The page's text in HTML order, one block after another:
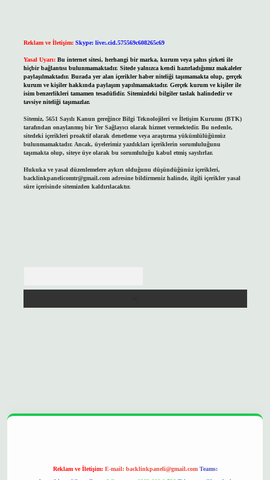
Reklam ve İletişim: Skype: live:.cid.575569c608265c69
Yasal Uyarı: Bu internet sitesi, herhangi bir marka, kurum veya şahıs şirketi ile
hiçbir bağlantısı bulunmamaktadır. Sitede yalnızca kendi hazırladığımız makaleler
paylaşılmaktadır. Burada yer alan içerikler haber niteliği taşımamakta olup, gerçek
kurum ve kişiler hakkında paylaşım yapılmamaktadır. Gerçek kurum ve kişiler ile
isim benzerlikleri tamamen tesadüfidir. Sitemizdeki bilgiler taslak halindedir ve
tavsiye niteliği taşımazlar.
Sitemiz, 5651 Sayılı Kanun gereğince Bilgi Teknolojileri ve İletişim Kurumu (BTK)
tarafından onaylanmış bir Yer Sağlayıcı olarak hizmet vermektedir. Bu nedenle,
sitedeki içerikleri proaktif olarak denetleme veya araştırma yükümlülüğümüz
bulunmamaktadır. Ancak, üyelerimiz yazdıkları içeriklerin sorumluluğunu
taşımakta olup, siteye üye olarak bu sorumluluğu kabul etmiş sayılırlar.
Hukuka ve yasal düzenlemelere aykırı olduğunu düşündüğünüz içerikleri,
backlinkpanelicomtr@gmail.comadresine bildirmeniz halinde, ilgili içerikler yasal
süre içerisinde sitemizden kaldırılacaktır.
Reklam ve İletişim: E-mail: backlinkpaneli@gmail.com Teams: